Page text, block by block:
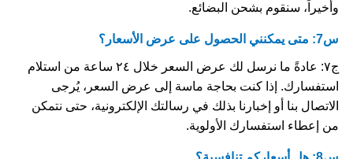
وأخيراً، سنقوم بشحن البضائع.
س7: متى يمكنني الحصول على عرض الأسعار؟
ج٧: عادةً ما نرسل لك عرض السعر خلال ٢٤ ساعة من استلام
استفسارك. إذا كنت بحاجة ماسة إلى عرض السعر، يُرجى
الاتصال بنا أو إخبارنا بذلك في رسالتك الإلكترونية، حتى نتمكن
من إعطاء استفسارك الأولوية.